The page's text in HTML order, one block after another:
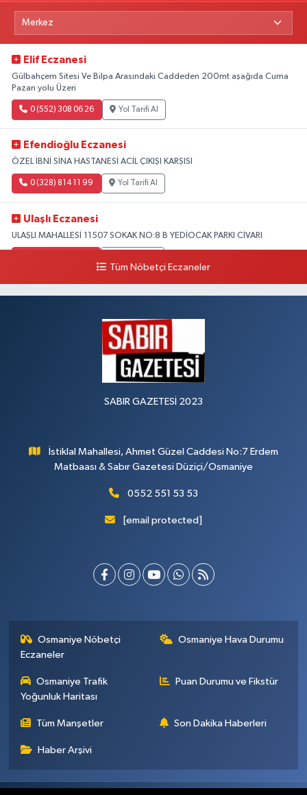
Elif Eczanesi
Gülbahçem Sitesi Ve Bilpa Arasındaki Caddeden 200mt aşağıda Cuma
Pazarı yolu Üzeri
0 (552) 308 06 26 Yol Tarifi Al
Efendioğlu Eczanesi
ÖZEL İBNİ SİNA HASTANESİ ACİL ÇIKIŞI KARŞISI
0 (328) 814 11 99 Yol Tarifi Al
Ulaşlı Eczanesi
ULAŞLI MAHALLESİ 11507 SOKAK NO:8 B YEDİOCAK PARKI CİVARI
Tüm Nöbetçi Eczaneler
SABIR GAZETESİ 2023
İstiklal Mahallesi, Ahmet Güzel Caddesi No:7 Erdem
Matbaası & Sabır Gazetesi Düziçi/Osmaniye
0552 551 53 53
[email protected]
Osmaniye Nöbetçi
Eczaneler
Osmaniye Hava Durumu
Osmaniye Trafik
Yoğunluk Haritası
Puan Durumu ve Fikstür
Tüm Manşetler Son Dakika Haberleri
Haber Arşivi